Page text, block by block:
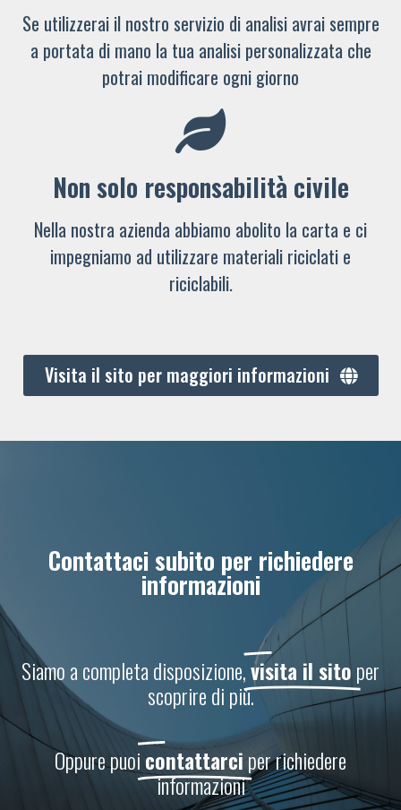
Se utilizzerai il nostro servizio di analisi avrai sempre
a portata di mano la tua analisi personalizzata che
potrai modificare ogni giorno
Non solo responsabilità civile
Nella nostra azienda abbiamo abolito la carta e ci
impegniamo ad utilizzare materiali riciclati e
riciclabili.
Visita il sito per maggiori informazioni
Contattaci subito per richiedere
informazioni
Siamo a completa disposizione,visita il sitoper
scoprire di più.
Oppure puoicontattarciper richiedere
informazioni